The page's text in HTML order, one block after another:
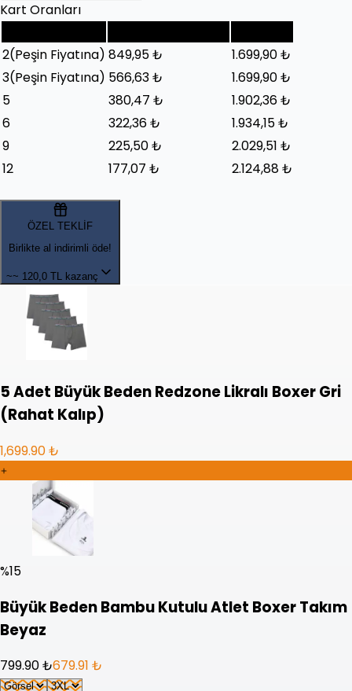
Kart Oranları
2(Peşin Fiyatına) 849,95 ₺
1.699,90 ₺
3(Peşin Fiyatına) 566,63 ₺
1.699,90 ₺
5
380,47 ₺
1.902,36 ₺
6
322,36 ₺
1.934,15 ₺
9
225,50 ₺
2.029,51 ₺
12
177,07 ₺ 2.124,88 ₺
ÖZEL TEKLİF
Birlikte al indirimli öde!
~~ 120,0 TL kazanç
5 Adet Büyük Beden Redzone Likralı Boxer Gri
(Rahat Kalıp)
1,699.90 ₺
%15
Büyük Beden Bambu Kutulu Atlet Boxer Takım
Beyaz
799.90 ₺679.91 ₺